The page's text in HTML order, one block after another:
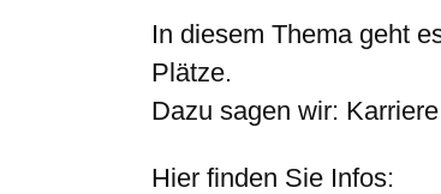
In diesem Thema geht
Plätze.
Dazu sagen wir:
Hier finden Sie Infos: